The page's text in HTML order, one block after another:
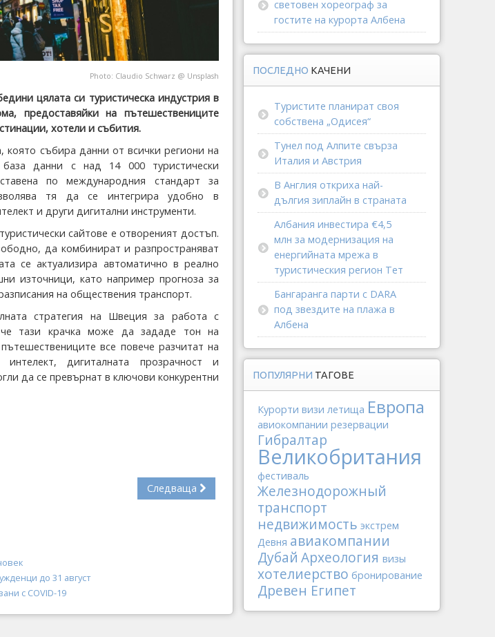
Photo: Claudio Schwarz @ Unsplash
цялата си туристическа индустрия в
предоставяйки на пътешествениците
хотели и събития.
събира данни от всички региони на
данни с над 14 000 туристически
по международния стандарт за
тя да се интегрира удобно в
и други дигитални инструменти.
сайтове е отвореният достъп.
да комбинират и разпространяват
се актуализира автоматично в реално
източници, като например прогноза за
на обществения транспорт.
стратегия на Швеция за работа с
че тази крачка може да зададе тон на
все повече разчитат на
дигиталната прозрачност и
да се превърнат в ключови конкурентни
Следваща
до 31 август
с COVID-19
световен хореограф за
гостите на курорта Албена
ПОСЛЕДНО КАЧЕНИ
Туристите планират своя
собствена „Одисея“
Тунел под Алпите свърза
Италия и Австрия
В Англия откриха най-
дългия зиплайн в страната
Албания инвестира €4,5
млн за модернизация на
енергийната мрежа в
туристическия регион Тет
Бангаранга парти с DARA
под звездите на плажа в
Албена
ПОПУЛЯРНИ ТАГОВЕ
Курорти визи летища Европа
авиокомпании резервации
Гибралтар
Великобритания
фестиваль
Железнодорожный
транспорт
недвижимость экстрем
Девня авиакомпании
Дубай Археология визы
хотелиерство бронирование
Древен Египет